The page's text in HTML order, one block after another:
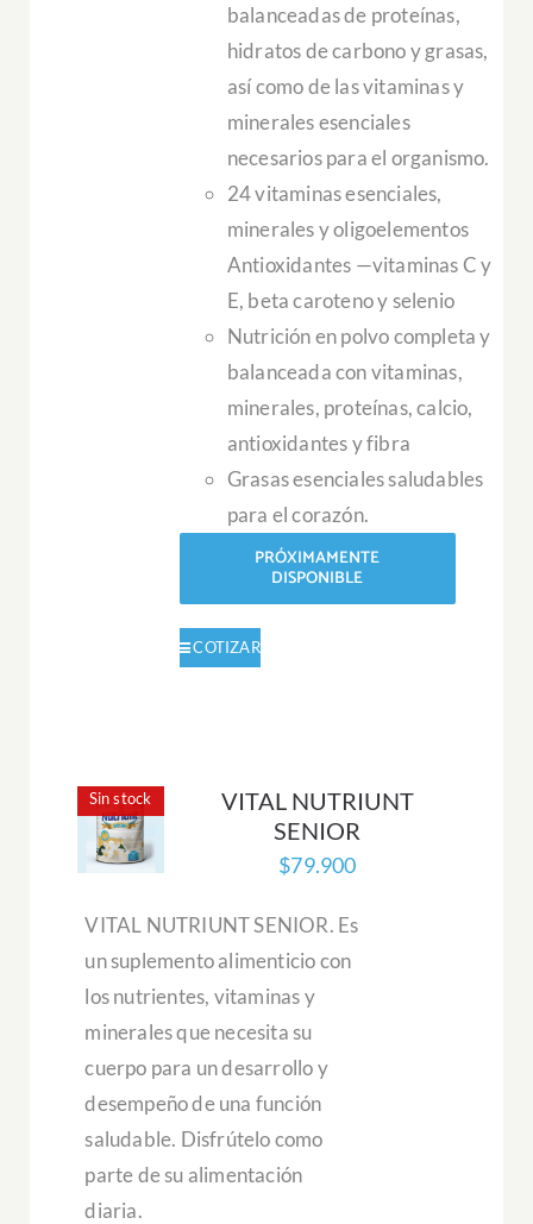
balanceadas de proteínas,
hidratos de carbono y grasas,
así como de las vitaminas y
minerales esenciales
necesarios para el organismo.
24 vitaminas esenciales,
minerales y oligoelementos
Antioxidantes —vitaminas C y
E, beta caroteno y selenio
Nutrición en polvo completa y
balanceada con vitaminas,
minerales, proteínas, calcio,
antioxidantes y fibra
Grasas esenciales saludables
para el corazón.
PRÓXIMAMENTE
DISPONIBLE
Sin stock
VITAL NUTRIUNT
SENIOR
$79.900
VITAL NUTRIUNT SENIOR. Es
un suplemento alimenticio con
los nutrientes, vitaminas y
minerales que necesita su
cuerpo para un desarrollo y
desempeño de una función
saludable. Disfrútelo como
parte de su alimentación
diaria.